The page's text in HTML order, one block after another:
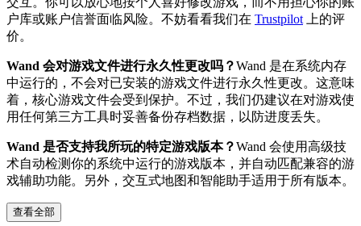
户库或账户信誉面临风险。不妨看看我们在 Trustpilot 上的评
价。
Wand 会对游戏文件进行永久性更改吗？Wand 是在系统内存
中运行的，不会对已安装的游戏文件进行永久性更改。这意味
着，核心游戏文件会受到保护。不过，我们仍建议在对游戏使
用任何第三方工具时妥善备份存档数据，以防进度丢失。
Wand 是否支持我所玩的特定游戏版本？Wand 会使用高级技
术自动检测你的系统中运行的游戏版本，并自动匹配兼容的游
戏辅助功能。另外，交互式地图和智能助手适用于所有版本。
查看全部